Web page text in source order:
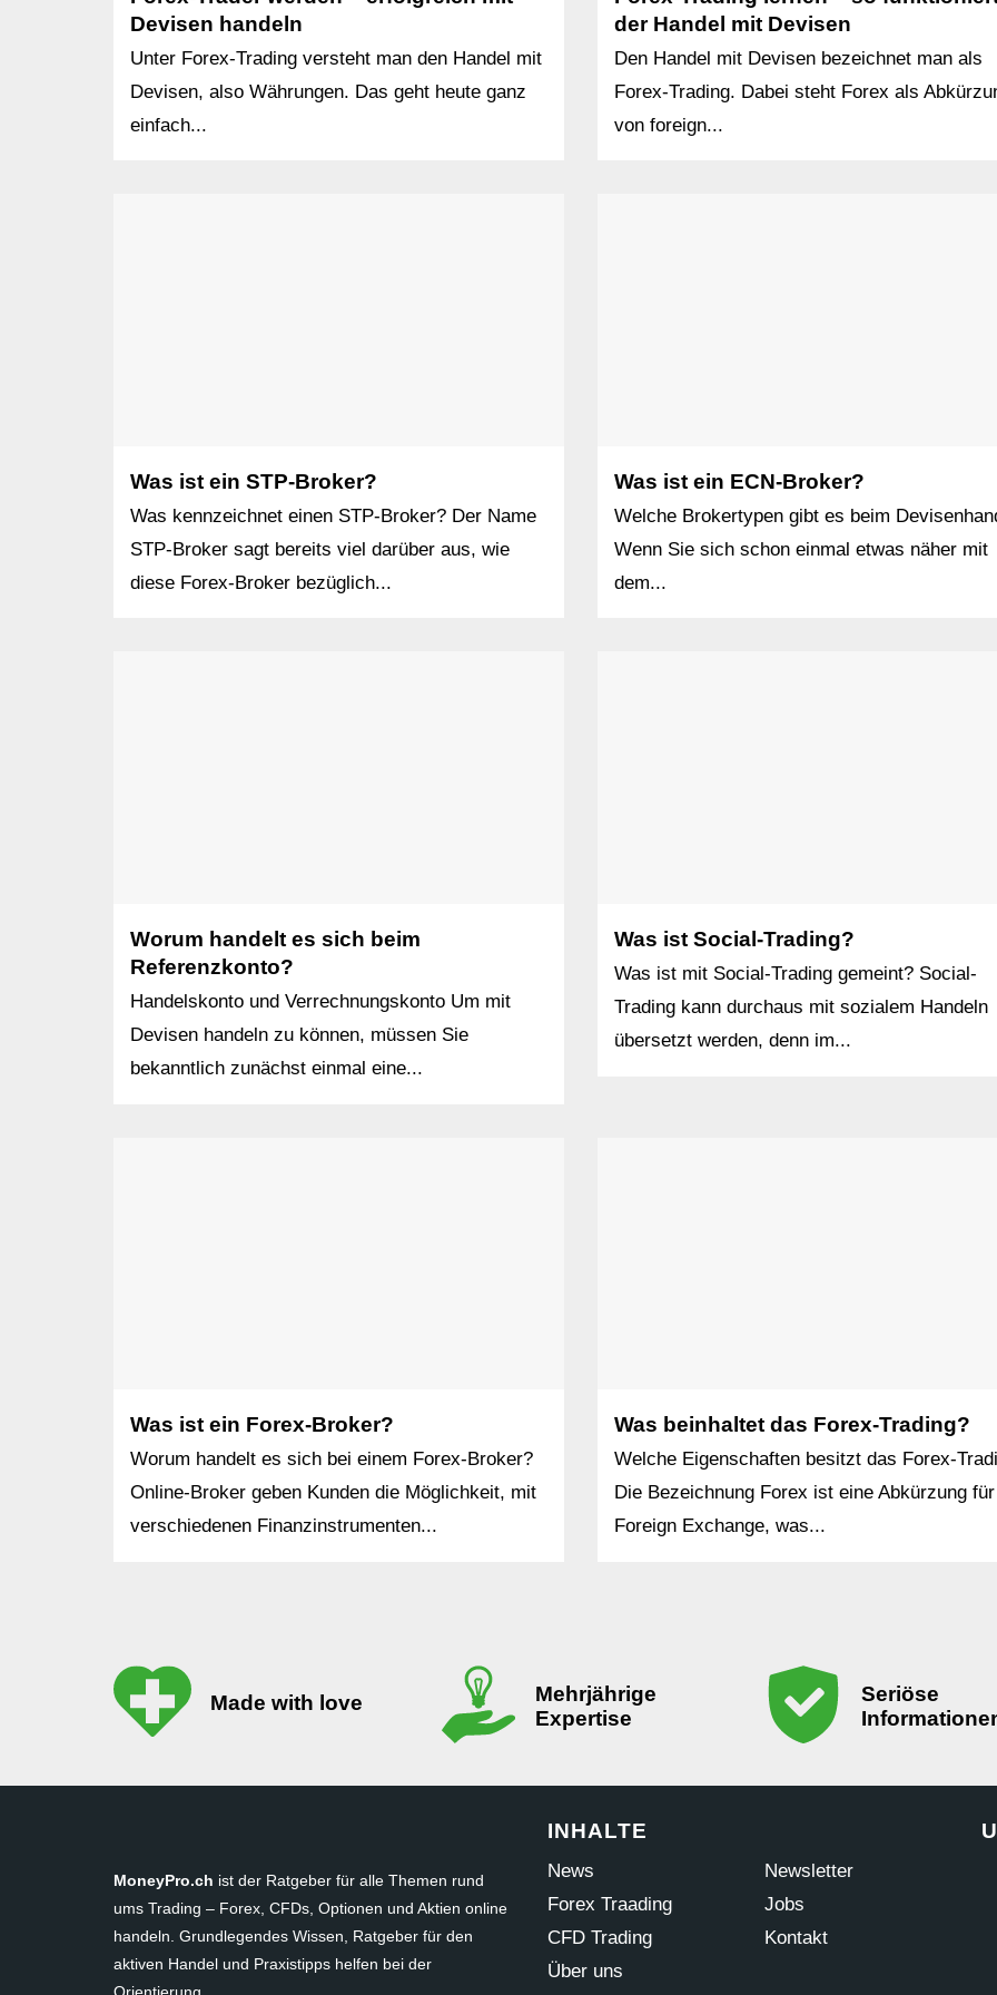
Devisen handeln
Unter Forex-Trading versteht man den Handel mit
Devisen, also Währungen. Das geht heute ganz
einfach...
der Handel mit Devisen
Den Handel mit Devisen bezeichnet man als
Forex-Trading. Dabei steht Forex als
von foreign...
Was ist ein STP-Broker?
Was kennzeichnet einen STP-Broker? Der Name
STP-Broker sagt bereits viel darüber aus, wie
diese Forex-Broker bezüglich...
Was ist ein ECN-Broker?
Welche Brokertypen gibt es beim
Wenn Sie sich schon einmal etwas näher mit
dem...
Worum handelt es sich beim
Referenzkonto?
Handelskonto und Verrechnungskonto Um mit
Devisen handeln zu können, müssen Sie
bekanntlich zunächst einmal eine...
Was ist Social-Trading?
Was ist mit Social-Trading gemeint? Social-
Trading kann durchaus mit sozialem Handeln
übersetzt werden, denn im...
Was ist ein Forex-Broker?
Worum handelt es sich bei einem Forex-Broker?
Online-Broker geben Kunden die Möglichkeit, mit
verschiedenen Finanzinstrumenten...
Was beinhaltet das Forex-Trading?
Welche Eigenschaften besitzt das Forex-
Die Bezeichnung Forex ist eine Abkürzung für
Foreign Exchange, was...
Made with love
Mehrjährige
Expertise
Seriöse
MoneyPro.ch ist der Ratgeber für alle Themen rund
ums Trading – Forex, CFDs, Optionen und Aktien online
handeln. Grundlegendes Wissen, Ratgeber für den
aktiven Handel und Praxistipps helfen bei der
INHALTE
News
Forex Traading
CFD Trading
Über uns
Newsletter
Jobs
Kontakt